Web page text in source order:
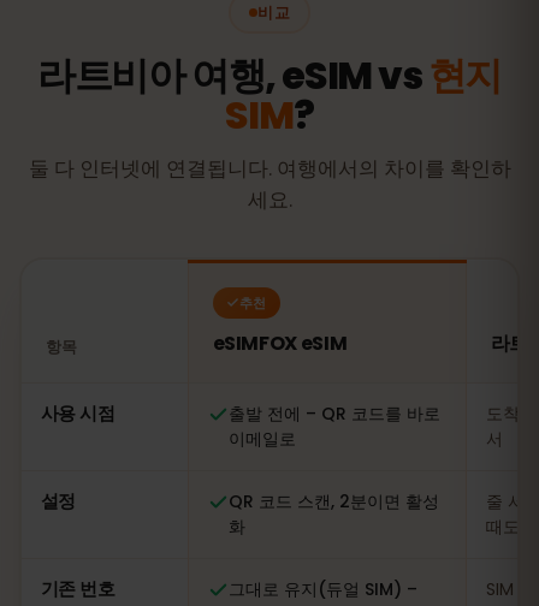
비교
라트비아 여행, eSIM vs현지
SIM?
둘 다 인터넷에 연결됩니다. 여행에서의 차이를 확인하
세요.
항목
추천
eSIMFOX eSIM 라트
사용 시점
출발 전에 – QR 코드를 바로
이메일로
도착
서
설정
QR 코드 스캔, 2분이면 활성
화
줄 서
때도
기존 번호
그대로 유지(듀얼 SIM) –
SIM